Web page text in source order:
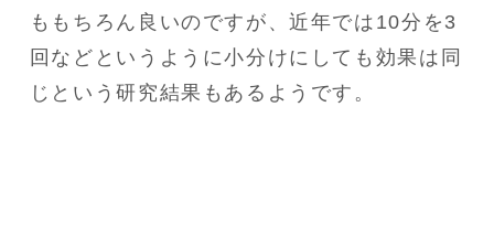
ももちろん良いのですが、近年では10分を3
回などというように小分けにしても効果は同
じという研究結果もあるようです。